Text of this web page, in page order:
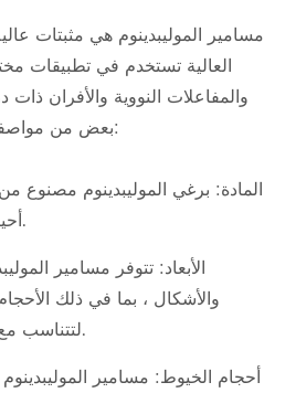
مسامير الموليبدينوم هي مثبتات
العالية تستخدم في تطبيقات
والمفاعلات النووية والأفران ذات
بعض من مواصفات مسامير الموليبدينوم:
المادة: برغي الموليبدينوم مصنوع من
أحيانًا سبيكة الموليبدينوم.
الأبعاد: تتوفر مسامير
والأشكال ، بما في ذلك
لتتناسب مع المواصفات المختلفة.
أحجام الخيوط: مسامير